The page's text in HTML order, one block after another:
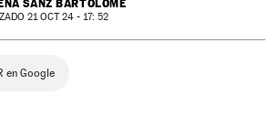
SANZ BARTOLOMÉ
21 OCT 24 - 17: 52
en Google